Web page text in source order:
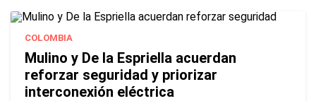
COLOMBIA
Mulino y De la Espriella acuerdan
reforzar seguridad y priorizar
interconexión eléctrica